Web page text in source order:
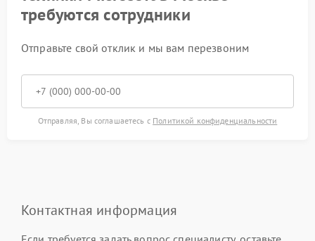
требуются сотрудники
Отправьте свой отклик и мы вам перезвоним
Отправляя, Вы соглашаетесь с Политикой конфиденциальности
Контактная информация